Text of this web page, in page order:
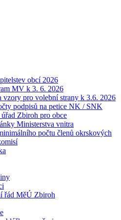
obcí 2026
MV k 3. 6. 2026
vzory pro volební strany k 3.6. 2026
podpisů na petice NK / SNK
Zbiroh pro obce
Ministerstva vnitra
počtu členů okrskových
řád MěÚ Zbiroh